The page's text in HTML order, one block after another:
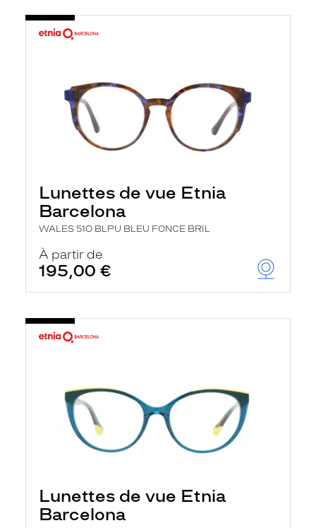
Lunettes de vue Etnia
Barcelona
WALES 51O BLPU BLEU FONCE BRIL
À partir de
195,00 €
Lunettes de vue Etnia
Barcelona